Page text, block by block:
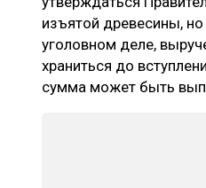
изъятой древесины,
уголовном деле,
храниться до
сумма может быть